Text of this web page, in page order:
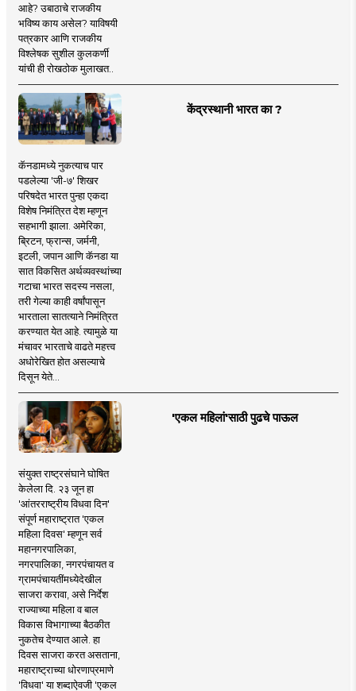
आहे? उबाठाचे राजकीय
भविष्य काय असेल? याविषयी
पत्रकार आणि राजकीय
विश्लेषक सुशील कुलकर्णी
यांची ही रोखठोक मुलाखत..
केंद्रस्थानी भारत का ?
कॅनडामध्ये नुकत्याच पार
पडलेल्या 'जी-७' शिखर
परिषदेत भारत पुन्हा एकदा
विशेष निमंत्रित देश म्हणून
सहभागी झाला. अमेरिका,
ब्रिटन, फ्रान्स, जर्मनी,
इटली, जपान आणि कॅनडा या
सात विकसित अर्थव्यवस्थांच्या
गटाचा भारत सदस्य नसला,
तरी गेल्या काही वर्षांपासून
भारताला सातत्याने निमंत्रित
करण्यात येत आहे. त्यामुळे या
मंचावर भारताचे वाढते महत्त्व
अधोरेखित होत असल्याचे
दिसून येते...
'एकल महिलां'साठी पुढचे पाऊल
संयुक्त राष्ट्रसंघाने घोषित
केलेला दि. २३ जून हा
'आंतरराष्ट्रीय विधवा दिन'
संपूर्ण महाराष्ट्रात 'एकल
महिला दिवस' म्हणून सर्व
महानगरपालिका,
नगरपालिका, नगरपंचायत व
ग्रामपंचायतींमध्येदेखील
साजरा करावा, असे निर्देश
राज्याच्या महिला व बाल
विकास विभागाच्या बैठकीत
नुकतेच देण्यात आले. हा
दिवस साजरा करत असताना,
महाराष्ट्राच्या धोरणाप्रमाणे
'विधवा' या शब्दाऐवजी 'एकल